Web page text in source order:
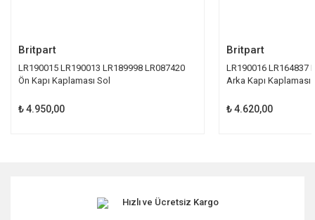
Britpart
LR190015 LR190013 LR189998 LR087420
Ön Kapı Kaplaması Sol
₺ 4.950,00
Britpart
LR190016 LR164837
Arka Kapı Kaplaması
₺ 4.620,00
Hızlı ve Ücretsiz Kargo